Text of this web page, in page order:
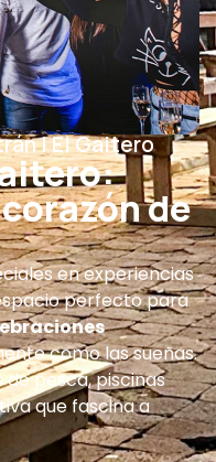
| El Gaitero
de
en experiencias
perfecto para
como las sueñas.
de pesca, piscinas
que fascina a